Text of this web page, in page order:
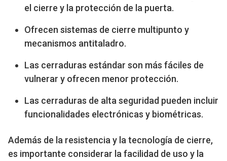
el cierre y la protección de la puerta.
Ofrecen sistemas de cierre multipunto y
mecanismos antitaladro.
Las cerraduras estándar son más fáciles de
vulnerar y ofrecen menor protección.
Las cerraduras de alta seguridad pueden incluir
funcionalidades electrónicas y biométricas.
Además de la resistencia y la tecnología de cierre,
es importante considerar la facilidad de uso y la